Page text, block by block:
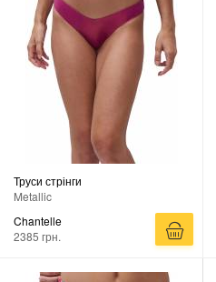
Труси стрінги
Metallic
Chantelle
2385 грн.